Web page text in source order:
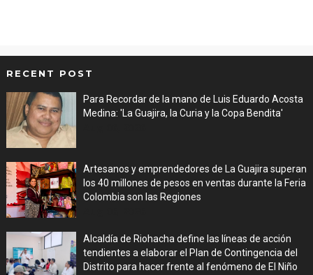
RECENT POST
Para Recordar de la mano de Luis Eduardo Acosta
Medina: 'La Guajira, la Curia y la Copa Bendita'
Artesanos y emprendedores de La Guajira superan
los 40 millones de pesos en ventas durante la Feria
Colombia son las Regiones
Alcaldía de Riohacha define las líneas de acción
tendientes a elaborar el Plan de Contingencia del
Distrito para hacer frente al fenómeno de El Niño